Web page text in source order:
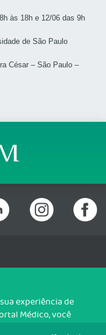
às 18h e 12/06 das 9h
de São Paulo
César – São Paulo –
DF - CEP: 70200-760 -
experiência de
Médico, você